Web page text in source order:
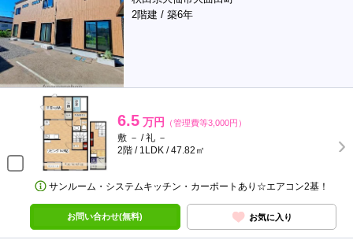
2階建 / 築6年
6.5 万円 （管理費等3,000円）
敷 － / 礼 －
2階 / 1LDK / 47.82㎡
サンルーム・システムキッチン・カーポートあり☆エアコン2基！
お問い合わせ(無料) お気に入り